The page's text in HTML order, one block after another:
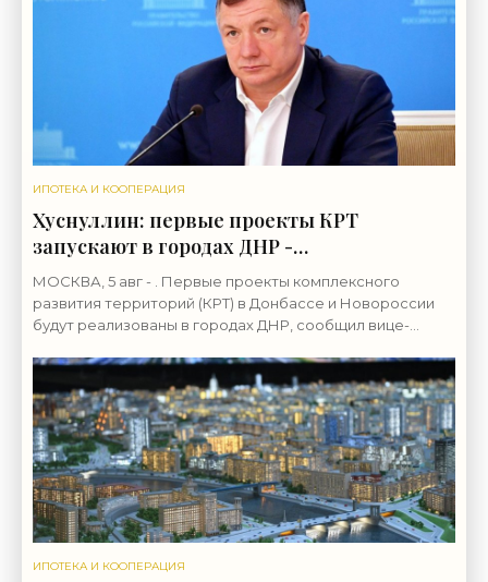
ИПОТЕКА И КООПЕРАЦИЯ
Хуснуллин: первые проекты КРТ
запускают в городах ДНР -
«Строительство»
МОСКВА, 5 авг - . Первые проекты комплексного
развития территорий (КРТ) в Донбассе и Новороссии
будут реализованы в городах ДНР, сообщил вице-
ИПОТЕКА И КООПЕРАЦИЯ